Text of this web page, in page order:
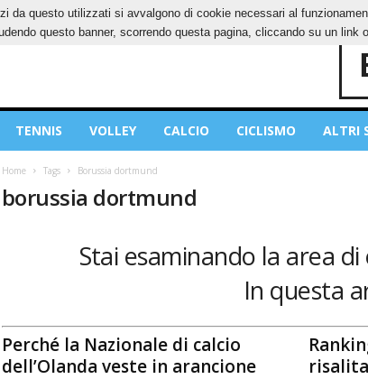
7 AGOSTO 2026 CONTATTI COOKIES PRIVACY POLICY
TENNIS VOLLEY CALCIO CICLISMO ALTRI
Home Tags Borussia dortmund
borussia dortmund
Stai esaminando la area
In questa
Perché la Nazionale di calcio
dell’Olanda veste in arancione
risalita
da questo utilizzati si avvalgono di cookie necessari al
questo banner, scorrendo questa pagina, cliccando su un